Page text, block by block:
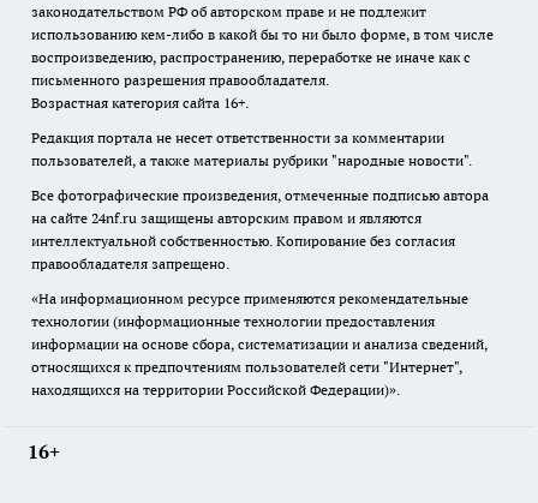
законодательством РФ об авторском праве и не подлежит
использованию кем-либо в какой бы то ни было форме, в том числе
воспроизведению, распространению, переработке не иначе как с
письменного разрешения правообладателя.
Возрастная категория сайта 16+.
Редакция портала не несет ответственности за комментарии
пользователей, а также материалы рубрики "народные новости".
Все фотографические произведения, отмеченные подписью автора
на сайте 24nf.ru защищены авторским правом и являются
интеллектуальной собственностью. Копирование без согласия
правообладателя запрещено.
«На информационном ресурсе применяются рекомендательные
технологии (информационные технологии предоставления
информации на основе сбора, систематизации и анализа сведений,
относящихся к предпочтениям пользователей сети "Интернет",
находящихся на территории Российской Федерации)».
16+